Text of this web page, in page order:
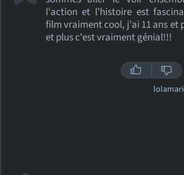
l'action et l'histoire est
film vraiment cool, j'ai 11 ans et
et plus c'est vraiment génial!!!